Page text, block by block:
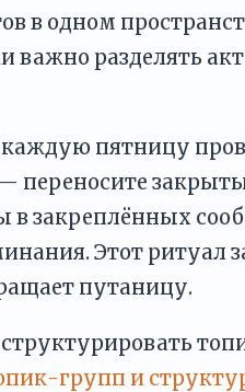
в одном
важно разделять
каждую пятницу
в закреплённых
Этот
путаницу.
групп и